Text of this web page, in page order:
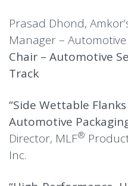
Prasad Dhond,
Manager –
Chair – Automotive
Track
“Side Wettable
Automotive
Director, MLF®
Inc.